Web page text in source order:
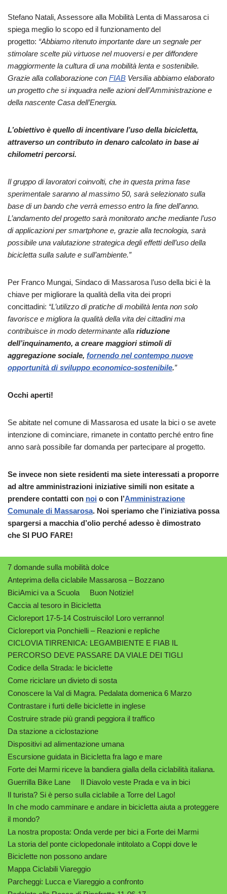
Stefano Natali, Assessore alla Mobilità Lenta di Massarosa ci
spiega meglio lo scopo ed il funzionamento del
progetto: “Abbiamo ritenuto importante dare un segnale per
stimolare scelte più virtuose nel muoversi e per diffondere
maggiormente la cultura di una mobilità lenta e sostenibile.
Grazie alla collaborazione con FIAB Versilia abbiamo elaborato
un progetto che si inquadra nelle azioni dell’Amministrazione e
della nascente Casa dell’Energia.
L’obiettivo è quello di incentivare l’uso della bicicletta,
attraverso un contributo in denaro calcolato in base ai
chilometri percorsi.
Il gruppo di lavoratori coinvolti, che in questa prima fase
sperimentale saranno al massimo 50, sarà selezionato sulla
base di un bando che verrà emesso entro la fine dell’anno.
L’andamento del progetto sarà monitorato anche mediante l’uso
di applicazioni per smartphone e, grazie alla tecnologia, sarà
possibile una valutazione strategica degli effetti dell’uso della
bicicletta sulla salute e sull’ambiente.”
Per Franco Mungai, Sindaco di Massarosa l’uso della bici è la
chiave per migliorare la qualità della vita dei propri
concittadini: “L’utilizzo di pratiche di mobilità lenta non solo
favorisce e migliora la qualità della vita dei cittadini ma
contribuisce in modo determinante alla riduzione
dell’inquinamento, a creare maggiori stimoli di
aggregazione sociale, fornendo nel contempo nuove
opportunità di sviluppo economico-sostenibile.”
Occhi aperti!
Se abitate nel comune di Massarosa ed usate la bici o se avete
intenzione di cominciare, rimanete in contatto perché entro fine
anno sarà possibile far domanda per partecipare al progetto.
Se invece non siete residenti ma siete interessati a proporre
ad altre amministrazioni iniziative simili non esitate a
prendere contatti con noi o con l’Amministrazione
Comunale di Massarosa. Noi speriamo che l’iniziativa possa
spargersi a macchia d’olio perché adesso è dimostrato
che SI PUO FARE!
7 domande sulla mobilità dolce
Anteprima della ciclabile Massarosa – Bozzano
BiciAmici va a Scuola
Buon Notizie!
Caccia al tesoro in Bicicletta
Cicloreport 17-5-14 Costruiscilo! Loro verranno!
Cicloreport via Ponchielli – Reazioni e repliche
CICLOVIA TIRRENICA: LEGAMBIENTE E FIAB IL
PERCORSO DEVE PASSARE DA VIALE DEI TIGLI
Codice della Strada: le biciclette
Come riciclare un divieto di sosta
Conoscere la Val di Magra. Pedalata domenica 6 Marzo
Contrastare i furti delle biciclette in inglese
Costruire strade più grandi peggiora il traffico
Da stazione a ciclostazione
Dispositivi ad alimentazione umana
Escursione guidata in Bicicletta fra lago e mare
Forte dei Marmi riceve la bandiera gialla della ciclabilità italiana.
Guerrilla Bike Lane
Il Diavolo veste Prada e va in bici
Il turista? Si è perso sulla ciclabile a Torre del Lago!
In che modo camminare e andare in bicicletta aiuta a proteggere
il mondo?
La nostra proposta: Onda verde per bici a Forte dei Marmi
La storia del ponte ciclopedonale intitolato a Coppi dove le
Biciclette non possono andare
Mappa Ciclabili Viareggio
Parcheggi: Lucca e Viareggio a confronto